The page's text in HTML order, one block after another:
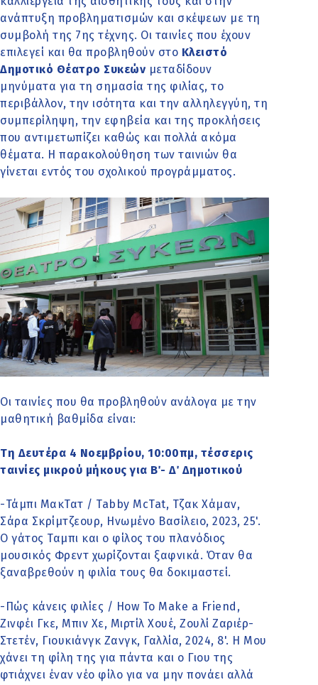
ανάπτυξη προβληματισμών και σκέψεων με τη
συμβολή της 7ης τέχνης. Οι ταινίες που έχουν
επιλεγεί και θα προβληθούν στο Κλειστό
Δημοτικό Θέατρο Συκεών μεταδίδουν
μηνύματα για τη σημασία της φιλίας, το
περιβάλλον, την ισότητα και την αλληλεγγύη, τη
συμπερίληψη, την εφηβεία και της προκλήσεις
που αντιμετωπίζει καθώς και πολλά ακόμα
θέματα. Η παρακολούθηση των ταινιών θα
γίνεται εντός του σχολικού προγράμματος.
Οι ταινίες που θα προβληθούν ανάλογα με την
μαθητική βαθμίδα είναι:
Τη Δευτέρα 4 Νοεμβρίου, 10:00πμ, τέσσερις
ταινίες μικρού μήκους για Β΄- Δ΄ Δημοτικού
-Τάμπι ΜακΤατ / Tabby McTat, Τζακ Χάμαν,
Σάρα Σκρίμτζεουρ, Ηνωμένο Βασίλειο, 2023, 25'.
Ο γάτος Ταμπι και ο φίλος του πλανόδιος
μουσικός Φρεντ χωρίζονται ξαφνικά. Όταν θα
ξαναβρεθούν η φιλία τους θα δοκιμαστεί.
-Πώς κάνεις φιλίες / How To Make a Friend,
Ζινφέι Γκε, Μπιν Χε, Μιρτίλ Χουέ, Ζουλί Ζαριέρ-
Στετέν, Γιουκιάνγκ Ζανγκ, Γαλλία, 2024, 8'. Η Μου
χάνει τη φίλη της για πάντα και ο Γιου της
φτιάχνει έναν νέο φίλο για να μην πονάει αλλά